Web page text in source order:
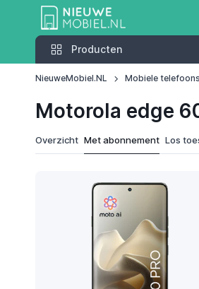
Producten
Producten
NieuweMobiel.NL Mobiele telefoons
Motorola edge
Overzicht Met abonnement Los